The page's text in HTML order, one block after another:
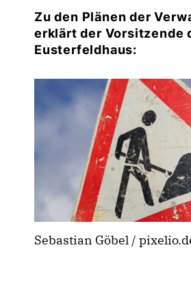
Zu den Plänen der
erklärt der Vorsitzende
Eusterfeldhaus:
Sebastian Göbel /